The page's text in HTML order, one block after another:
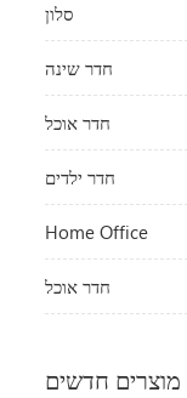
סלון
חדר שינה
חדר אוכל
חדר ילדים
Home Office
חדר אוכל
מוצרים חדשים